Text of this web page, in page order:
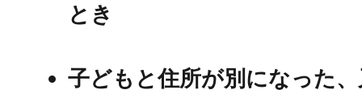
とき
子どもと住所が別になった